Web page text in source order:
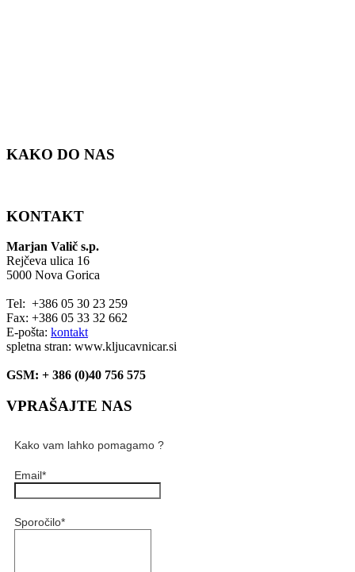
KAKO DO NAS
KONTAKT
Marjan Valič s.p.
Rejčeva ulica 16
5000 Nova Gorica
Tel: +386 05 30 23 259
Fax: +386 05 33 32 662
E-pošta: kontakt
spletna stran: www.kljucavnicar.si
GSM: + 386 (0)40 756 575
VPRAŠAJTE NAS
Kako vam lahko pomagamo ?
Email*
Sporočilo*